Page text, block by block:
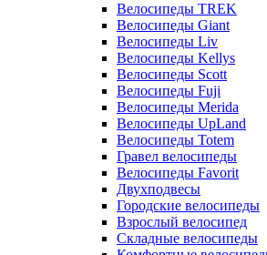
Велосипеды TREK
Велосипеды Giant
Велосипеды Liv
Велосипеды Kellys
Велосипеды Scott
Велосипеды Fuji
Велосипеды Merida
Велосипеды UpLand
Велосипеды Totem
Гравел велосипеды
Велосипеды Favorit
Двухподвесы
Городские велосипеды
Взрослый велосипед
Складные велосипеды